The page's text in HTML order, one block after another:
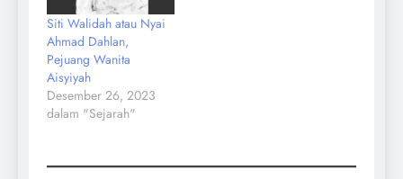
Siti Walidah atau Nyai
Ahmad Dahlan,
Pejuang Wanita
Aisyiyah
Desember 26, 2023
dalam "Sejarah"